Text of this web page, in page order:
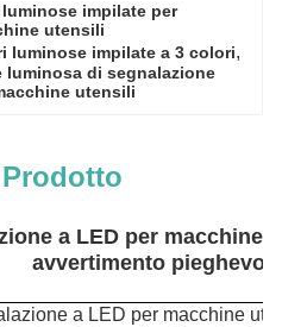
luminose impilate per
utensili
luminose impilate a 3 colori
luminosa di segnalazione
utensili
a LED per macchine
avvertimento
a LED per macchine